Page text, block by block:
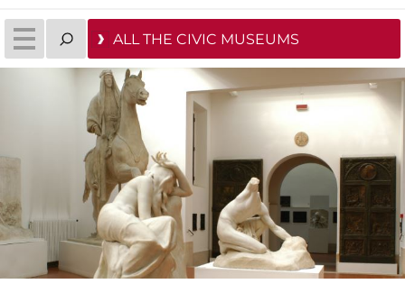
ALL THE CIVIC MUSEUMS